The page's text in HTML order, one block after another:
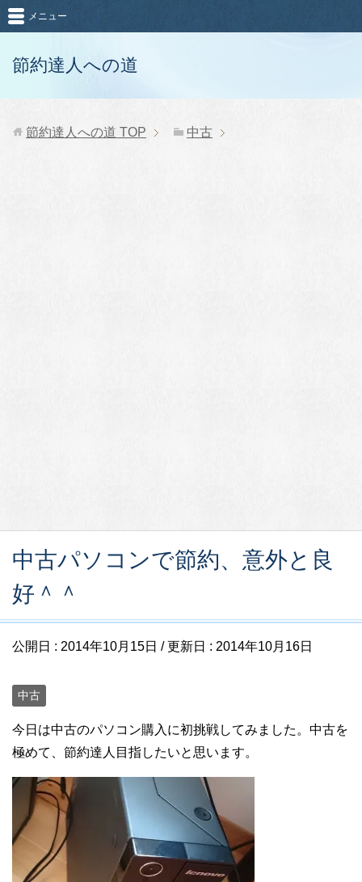
節約達人への道
メニュー
節約達人への道 TOP 中古
中古パソコンで節約、意外と良
好＾＾
公開日 : 2014年10月15日 / 更新日 : 2014年10月16日
中古
今日は中古のパソコン購入に初挑戦してみました。中古を
極めて、節約達人目指したいと思います。